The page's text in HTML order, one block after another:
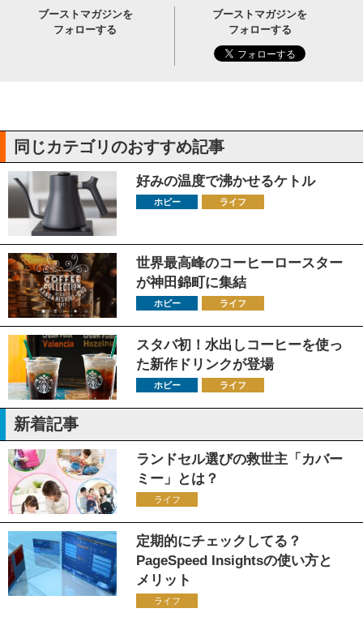
ブーストマガジンを
フォローする
ブーストマガジンを
フォローする
同じカテゴリのおすすめ記事
好みの温度で沸かせるケトル
ホビー ライフ
世界最高峰のコーヒーロースター
が神田錦町に集結
ホビー ライフ
スタバ初！水出しコーヒーを使っ
た新作ドリンクが登場
ホビー ライフ
新着記事
ランドセル選びの救世主「カバー
ミー」とは？
ライフ
定期的にチェックしてる？
PageSpeed Insightsの使い方と
メリット
ライフ